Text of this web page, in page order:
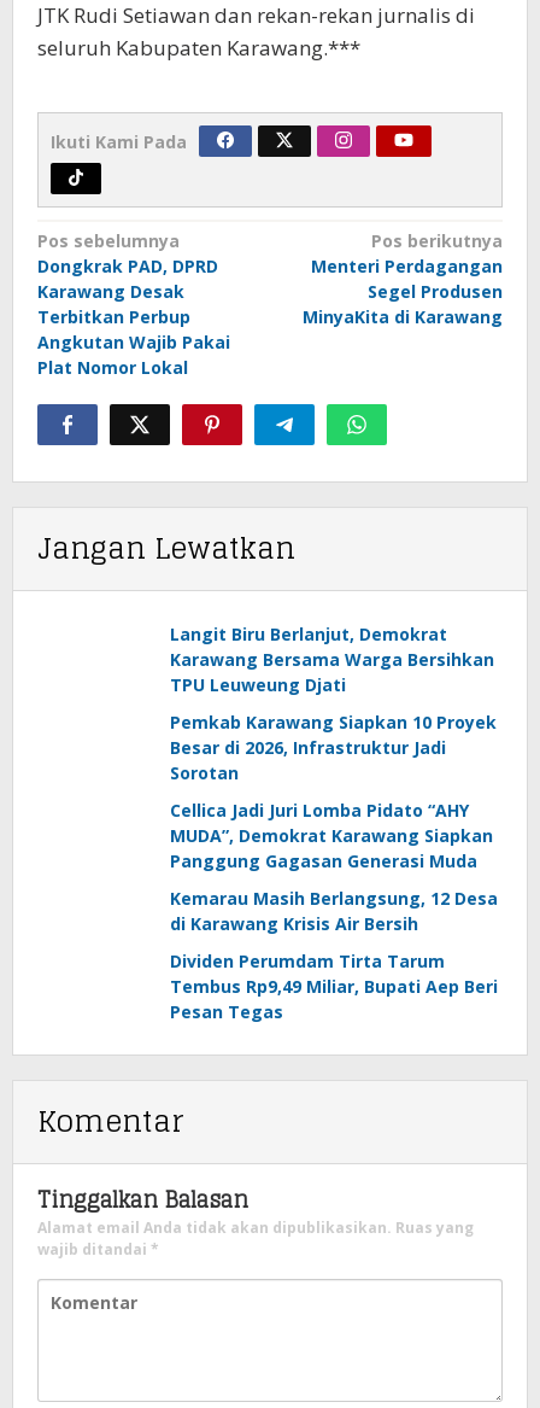
JTK Rudi Setiawan dan rekan-rekan jurnalis di
seluruh Kabupaten Karawang.***
Ikuti Kami Pada
Navigasi
pos
Pos sebelumnya
Dongkrak PAD, DPRD
Karawang Desak
Terbitkan Perbup
Angkutan Wajib Pakai
Plat Nomor Lokal
Pos berikutnya
Menteri Perdagangan
Segel Produsen
MinyaKita di Karawang
Jangan Lewatkan
Langit Biru Berlanjut, Demokrat
Karawang Bersama Warga Bersihkan
TPU Leuweung Djati
Pemkab Karawang Siapkan 10 Proyek
Besar di 2026, Infrastruktur Jadi
Sorotan
Cellica Jadi Juri Lomba Pidato “AHY
MUDA”, Demokrat Karawang Siapkan
Panggung Gagasan Generasi Muda
Kemarau Masih Berlangsung, 12 Desa
di Karawang Krisis Air Bersih
Dividen Perumdam Tirta Tarum
Tembus Rp9,49 Miliar, Bupati Aep Beri
Pesan Tegas
Komentar
Tinggalkan Balasan
Alamat email Anda tidak akan dipublikasikan. Ruas yang
wajib ditandai *